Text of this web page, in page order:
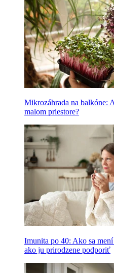
Mikrozáhrada na balkóne:
malom priestore?
Imunita po 40: Ako sa
ako ju prirodzene podporiť